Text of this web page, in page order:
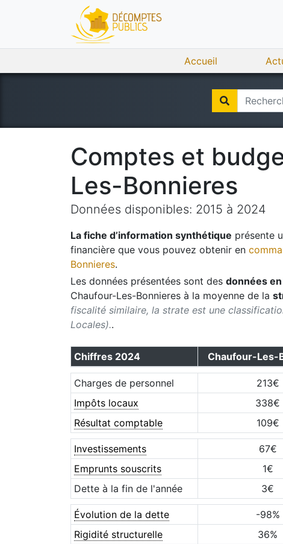
Accueil
Comptes et
Les-Bonnieres
Données disponibles: 2015 à 2024
La fiche d’information synthétique présente
financière que vous pouvez obtenir en
Bonnieres.
Les données présentées sont des données
Chaufour-Les-Bonnieres à la moyenne de la
fiscalité similaire, la strate est une
Locales)..
Chiffres 2024 Chaufour-Les-
Charges de personnel 213€
Impôts locaux
338€
Résultat comptable
109€
Investissements 67€
Emprunts souscrits
1€
Dette à la fin de l'année
3€
Évolution de la dette -98%
Rigidité structurelle
36%